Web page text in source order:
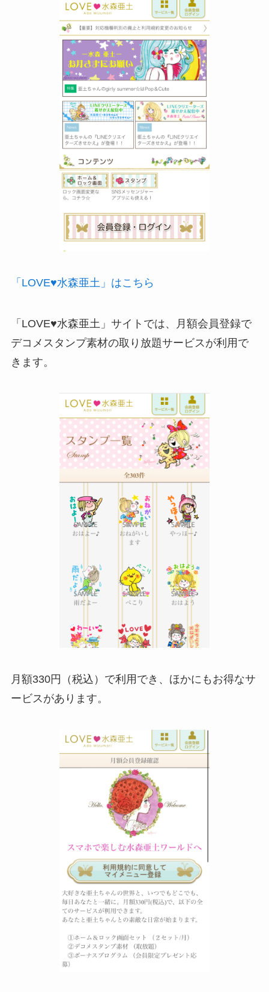
「LOVE♥水森亜土」はこちら
「LOVE♥水森亜土」サイトでは、月額会員登録で
デコメスタンプ素材の取り放題サービスが利用で
きます。
月額330円（税込）で利用でき、ほかにもお得なサ
ービスがあります。